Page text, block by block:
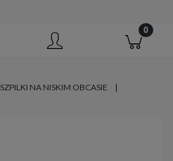
SZPILKI NA NISKIM OBCASIE